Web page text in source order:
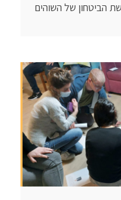
הביטחון של השוהים